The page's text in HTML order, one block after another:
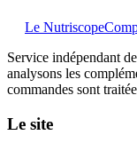
Le Nutriscope
Service indépendant
analysons les
commandes sont
Le site